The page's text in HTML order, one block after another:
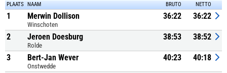
PLAATS NAAM BRUTO NETTO
1 Merwin Dollison
Winschoten
36:22 36:22
2 Jeroen Doesburg
Rolde
38:53 38:52
3 Bert-Jan Wever
Onstwedde
40:23 40:18